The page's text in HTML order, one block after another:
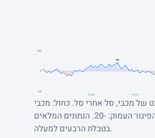
+20
0
-20
+8
רבע 2 רבע 3
של מכבי, סל אחרי סל. כחול: מכבי
מובילה. השיא: +8, הפיגור העמוק: -20. הנתונים המלאים
בטבלת הרבעים למעלה.